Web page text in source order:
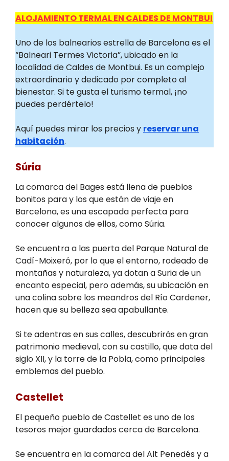
ALOJAMIENTO TERMAL EN CALDES DE MONTBUI
Uno de los balnearios estrella de Barcelona es el
“Balneari Termes Victoria”, ubicado en la
localidad de Caldes de Montbui. Es un complejo
extraordinario y dedicado por completo al
bienestar. Si te gusta el turismo termal, ¡no
puedes perdértelo!
Aquí puedes mirar los precios y reservar una
habitación.
Súria
La comarca del Bages está llena de pueblos
bonitos para y los que están de viaje en
Barcelona, es una escapada perfecta para
conocer algunos de ellos, como Súria.
Se encuentra a las puerta del Parque Natural de
Cadí-Moixeró, por lo que el entorno, rodeado de
montañas y naturaleza, ya dotan a Suria de un
encanto especial, pero además, su ubicación en
una colina sobre los meandros del Río Cardener,
hacen que su belleza sea apabullante.
Si te adentras en sus calles, descubrirás en gran
patrimonio medieval, con su castillo, que data del
siglo XII, y la torre de la Pobla, como principales
emblemas del pueblo.
Castellet
El pequeño pueblo de Castellet es uno de los
tesoros mejor guardados cerca de Barcelona.
Se encuentra en la comarca del Alt Penedés y a